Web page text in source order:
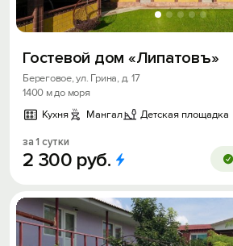
Гостевой дом «Липатовъ»
Береговое, ул. Грина, д. 17
1400 м до моря
Кухня
Мангал Детская площадка
за 1 сутки
2 300 руб.